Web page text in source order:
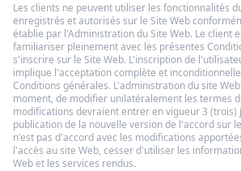
Les clients ne peuvent utiliser les fonctionnalités
enregistrés et autorisés sur le Site Web
établie par l'Administration du Site Web. Le client
familiariser pleinement avec les présentes
s'inscrire sur le Site Web. L'inscription de
implique l'acceptation complète et
Conditions générales. L'administration du site
moment, de modifier unilatéralement les termes
modifications devraient entrer en vigueur 3 (trois)
publication de la nouvelle version de l'accord sur
n'est pas d'accord avec les modifications
l'accès au site Web, cesser d'utiliser les
Web et les services rendus.